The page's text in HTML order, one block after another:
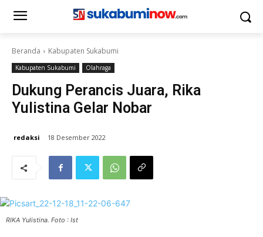
Beranda Kabupaten Sukabumi
Kabupaten Sukabumi Olahraga
Dukung Perancis Juara, Rika
Yulistina Gelar Nobar
redaksi 18 Desember 2022
RIKA Yulistina. Foto : Ist